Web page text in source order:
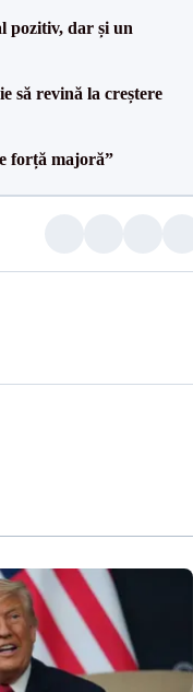
pozitiv, dar și un
să revină la creștere
forță majoră”